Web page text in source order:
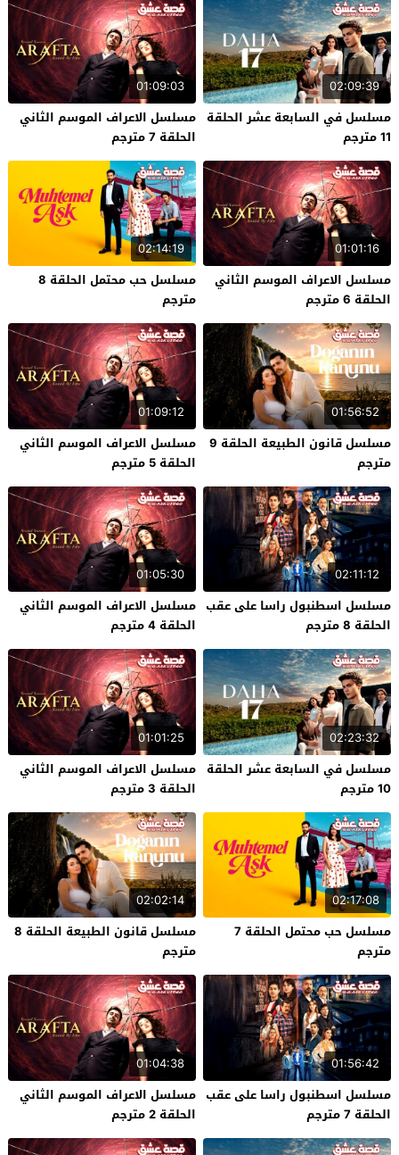
02:09:39
مسلسل في السابعة عشر الحلقة
11 مترجم
01:09:03
مسلسل الاعراف الموسم الثاني
الحلقة 7 مترجم
01:01:16
مسلسل الاعراف الموسم الثاني
الحلقة 6 مترجم
02:14:19
مسلسل حب محتمل الحلقة 8
مترجم
01:56:52
مسلسل قانون الطبيعة الحلقة 9
مترجم
01:09:12
مسلسل الاعراف الموسم الثاني
الحلقة 5 مترجم
02:11:12
مسلسل اسطنبول راسا على عقب
الحلقة 8 مترجم
01:05:30
مسلسل الاعراف الموسم الثاني
الحلقة 4 مترجم
02:23:32
مسلسل في السابعة عشر الحلقة
10 مترجم
01:01:25
مسلسل الاعراف الموسم الثاني
الحلقة 3 مترجم
02:17:08
مسلسل حب محتمل الحلقة 7
مترجم
02:02:14
مسلسل قانون الطبيعة الحلقة 8
مترجم
01:56:42
مسلسل اسطنبول راسا على عقب
الحلقة 7 مترجم
01:04:38
مسلسل الاعراف الموسم الثاني
الحلقة 2 مترجم